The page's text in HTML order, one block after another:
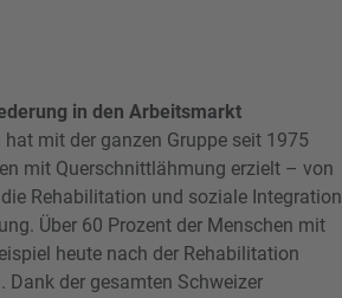
in den Arbeitsmarkt
mit der ganzen Gruppe seit 1975
mit Querschnittlähmung erzielt – von
Rehabilitation und soziale Integration
Über 60 Prozent der Menschen mit
heute nach der Rehabilitation
Dank der gesamten Schweizer